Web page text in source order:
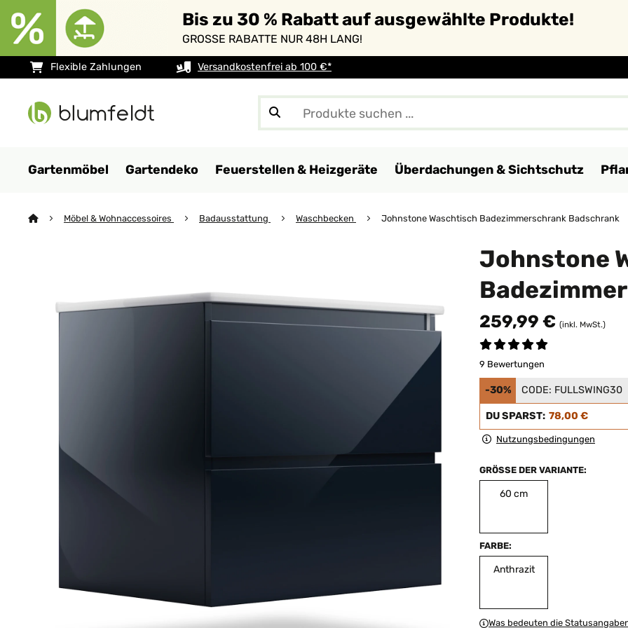
Bis zu 30 % Rabatt auf ausgewählte Produkte!
GROSSE RABATTE NUR 48H LANG!
Flexible Zahlungen Versandkostenfrei ab 100 €*
Gartenmöbel Gartendeko Feuerstellen & Heizgeräte Überdachungen & Sichtschutz
Möbel & Wohnaccessoires Badausstattung Waschbecken Johnstone Waschtisch Badezimmerschrank Badschrank
Johnstone
259,99 € (inkl. MwSt.)
9 Bewertungen
-30% CODE: FULLSWING30
DU SPARST: 78,00 €
Nutzungsbedingungen
GRÖSSE DER VARIANTE:
60 cm
FARBE:
Anthrazit
Was bedeuten die